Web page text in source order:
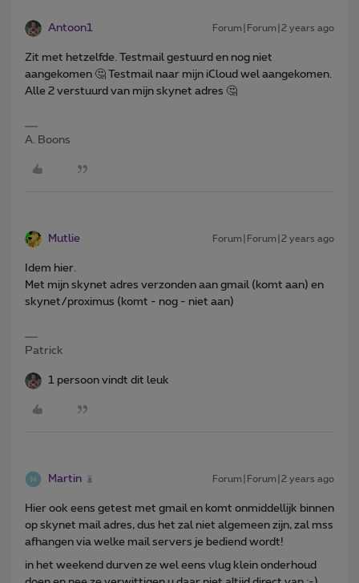
Antoon1 Forum|Forum|2 years ago
Zit met hetzelfde. Testmail gestuurd en nog niet
aangekomen 🤔 Testmail naar mijn iCloud wel aangekomen.
Alle 2 verstuurd van mijn skynet adres 🤔
A. Boons
Mutlie Forum|Forum|2 years ago
Idem hier.
Met mijn skynet adres verzonden aan gmail (komt aan) en
skynet/proximus (komt - nog - niet aan)
Patrick
1 persoon vindt dit leuk
Martin Forum|Forum|2 years ago
Hier ook eens getest met gmail en komt onmiddellijk binnen
op skynet mail adres, dus het zal niet algemeen zijn, zal mss
afhangen via welke mail servers je bediend wordt!
in het weekend durven ze wel eens vlug klein onderhoud